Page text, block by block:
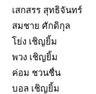
เสกสรร สุทธิจันทร์
สมชาย ศักดิกุล
โย่ง เชิญยิ้ม
พวง เชิญยิ้ม
ค่อม ชวนชื่น
บอล เชิญยิ้ม